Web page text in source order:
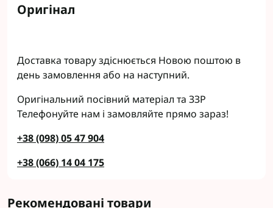
Оригінал
Доставка товару здіснюється Новою поштою в
день замовлення або на наступний.
Оригінальний посівний матеріал та ЗЗР
Телефонуйте нам і замовляйте прямо зараз!
+38 (098) 05 47 904
+38 (066) 14 04 175
Рекомендовані товари